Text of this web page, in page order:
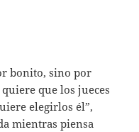
bonito, sino por
que los jueces
elegirlos él”,
mientras piensa